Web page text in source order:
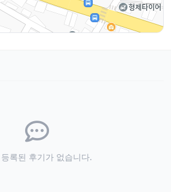
록된 후기가 없습니다.